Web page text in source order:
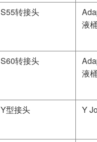
S55转接头
液
S60转接头
液
Y型接头 Y